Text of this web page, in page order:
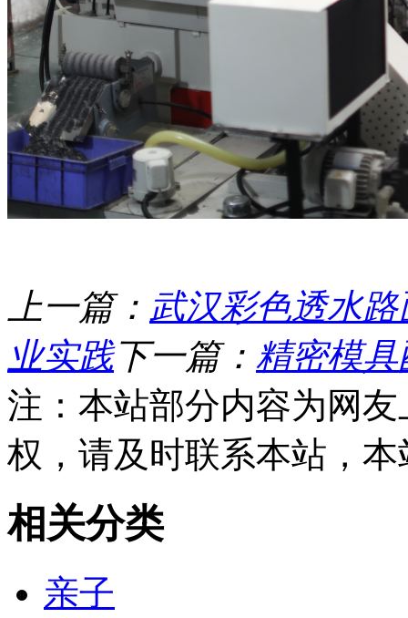
上一篇： 武汉彩色透水
业实践下一篇： 精密模
注：本站部分内容为网
权，请及时联系本站，
相关分类
亲子